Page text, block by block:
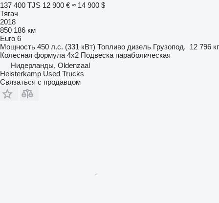
137 400 TJS 12 900 € ≈ 14 900 $
Тягач
2018
850 186 км
Euro 6
Мощность 450 л.с. (331 кВт) Топливо дизель Грузопод. 12 796 кг
Колесная формула 4x2 Подвеска параболическая
Нидерланды, Oldenzaal
Heisterkamp Used Trucks
Связаться с продавцом